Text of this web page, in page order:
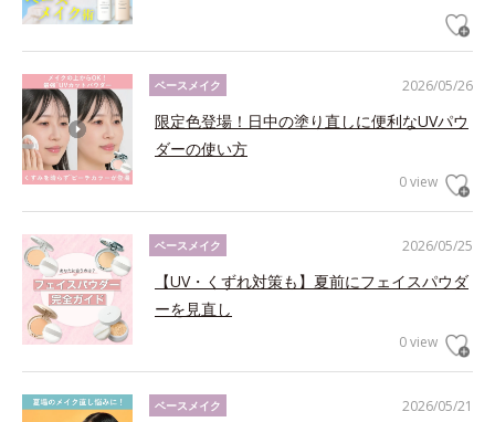
2026/05/26
ベースメイク
限定色登場！日中の塗り直しに便利なUVパウ
ダーの使い方
0 view
2026/05/25
ベースメイク
【UV・くずれ対策も】夏前にフェイスパウダ
ーを見直し
0 view
2026/05/21
ベースメイク